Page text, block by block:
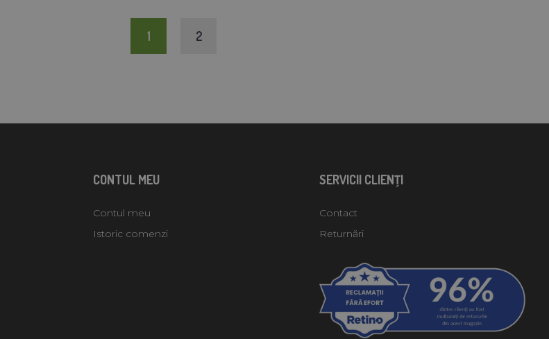
1 2
CONTUL MEU
Contul meu
Istoric comenzi
SERVICII CLIENŢI
Contact
Returnări